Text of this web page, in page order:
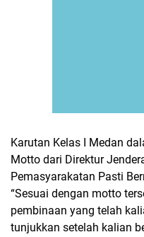
Karutan Kelas I Medan
Motto dari Direktur
Pemasyarakatan Pasti
“Sesuai dengan motto
pembinaan yang telah
tunjukkan setelah kalian